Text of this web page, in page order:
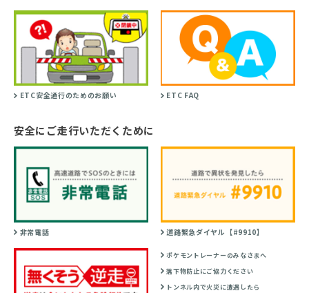
ETC安全通行のためのお願い ETC FAQ
安全にご走行いただくために
非常電話 道路緊急ダイヤル【#9910】
ポケモントレーナーのみなさまへ
落下物防止にご協力ください
トンネル内で火災に遭遇したら